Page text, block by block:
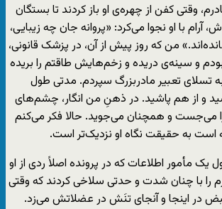
وقتی کفن از چهره‌ی او باز کردند تا بستگان
آرام با او نجوا می‌کرد: «پروانه جان چه زیبایی،
من که روز پیش از آن، در پزشک قانونی،
و سینه‌ی دریده‌ و زخم‌هایش طاقتم را بریده
تسلای تعبیر مادربزرگ سپردم. مدتی طول
و از هم پاشید. در ذهنِ من انگار، چشم‌های
می‌جست و همچنان می‌جوید. حالا فکر می‌کنم
است به حقیقت نگاه او نزدیک‌تر است.
یک مأمور اطلاعات که در پرونده اصلاً ردی از او
را با چنان شدت و حدتی سلاخی کردند که وقتی
در اینجا و آنجای تنَش در عضلاتش می‌زد.